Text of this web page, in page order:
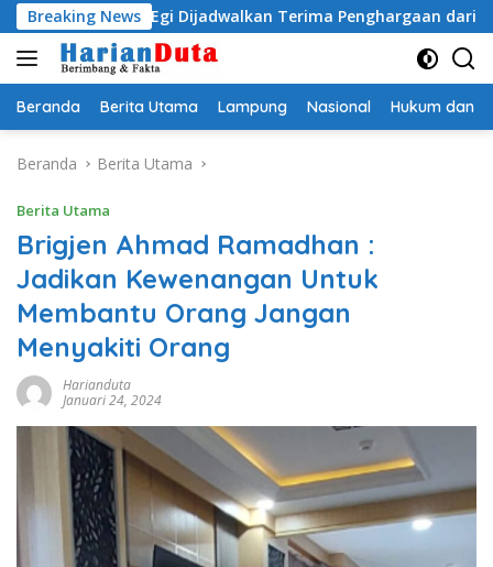
Langsung
ke
konten
Breaking News
Egi Dijadwalkan Terima Penghargaan dari HKBP Lampung
Beranda Berita Utama Lampung Nasional Hukum dan
Beranda Berita Utama
Berita Utama
Brigjen Ahmad Ramadhan :
Jadikan Kewenangan Untuk
Membantu Orang Jangan
Menyakiti Orang
Harianduta
Januari 24, 2024